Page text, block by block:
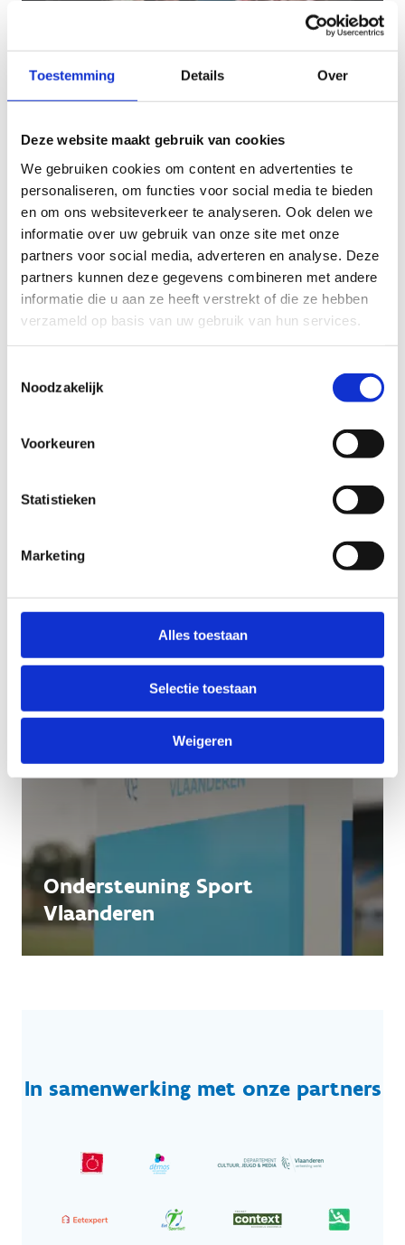
Toestemming Details Over
Deze website maakt gebruik van cookies
We gebruiken cookies om content en advertenties te
personaliseren, om functies voor social media te bieden
en om ons websiteverkeer te analyseren. Ook delen we
informatie over uw gebruik van onze site met onze
partners voor social media, adverteren en analyse. Deze
partners kunnen deze gegevens combineren met andere
informatie die u aan ze heeft verstrekt of die ze hebben
verzameld op basis van uw gebruik van hun services.
Noodzakelijk
Voorkeuren
Statistieken
Marketing
Alles toestaan
Selectie toestaan
Weigeren
Communicatie en campagnes
Ondersteuning Sport
Vlaanderen
In samenwerking met onze partners